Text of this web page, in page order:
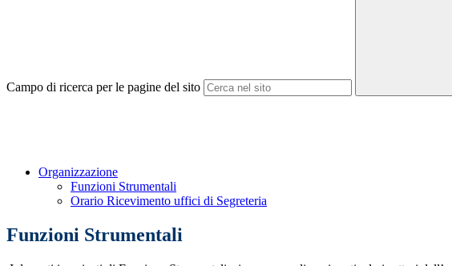
Campo di ricerca per le pagine del sito
Organizzazione
Funzioni Strumentali
Orario Ricevimento uffici di Segreteria
Funzioni Strumentali